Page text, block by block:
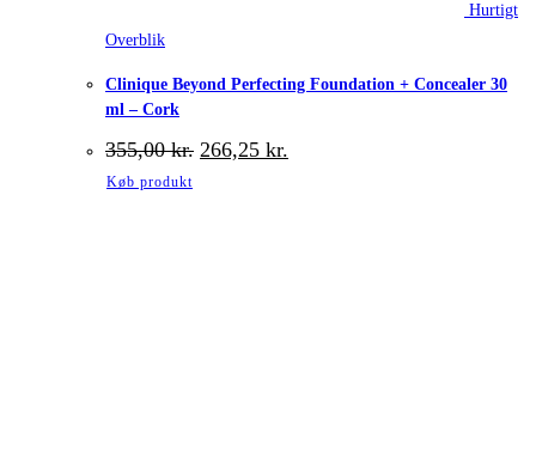
Hurtigt
Overblik
Clinique Beyond Perfecting Foundation + Concealer 30
ml – Cork
355,00kr. Den
oprindelige
266,25 kr.
aktuelle
Køb produkt